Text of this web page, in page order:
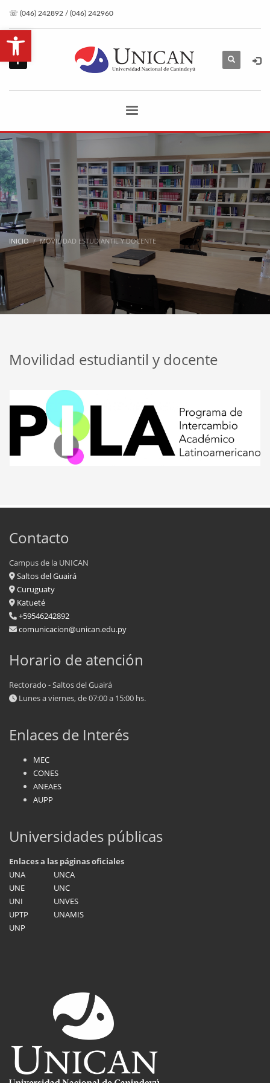
Abrir barra de herramientas
☏ (046) 242892 / (046) 242960
INICIO MOVILIDAD ESTUDIANTIL Y DOCENTE
Movilidad estudiantil y docente
Contacto
Campus de la UNICAN
Saltos del Guairá
Curuguaty
Katueté
+59546242892
comunicacion@unican.edu.py
Horario de atención
Rectorado - Saltos del Guairá
Lunes a viernes, de 07:00 a 15:00 hs.
Enlaces de Interés
MEC
CONES
ANEAES
AUPP
Universidades públicas
Enlaces a las páginas oficiales
UNA
UNCA
UNE
UNC
UNI
UNVES
UPTP
UNAMIS
UNP